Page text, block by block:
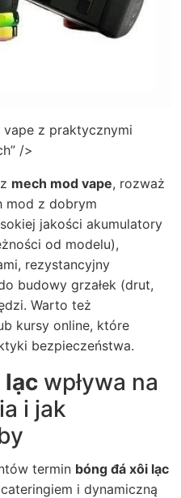
z praktycznymi
/>
mech mod vape, rozważ
mod z dobrym
jakości akumulatory
od modelu),
rezystancyjny
budowy grzałek (drut,
Warto też
kursy online, które
bezpieczeństwa.
lạc wpływa na
i jak
termin bóng đá xôi lạc
i dynamiczną